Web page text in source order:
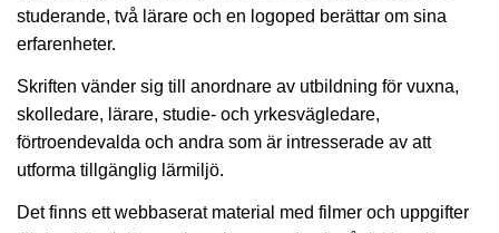
studerande, två lärare och en logoped berättar om sina
erfarenheter.
Skriften vänder sig till anordnare av utbildning för vuxna,
skolledare, lärare, studie- och yrkesvägledare,
förtroendevalda och andra som är intresserade av att
utforma tillgänglig lärmiljö.
Det finns ett webbaserat material med filmer och uppgifter